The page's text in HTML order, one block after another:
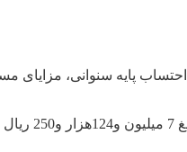
کارحداقل دستمزد سال 95 کارگران 14درصد افزایش